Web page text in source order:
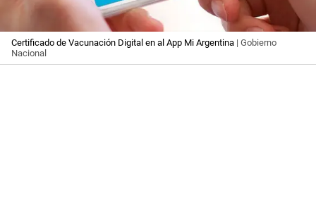
Certificado de Vacunación Digital en al App Mi Argentina | Gobierno
Nacional